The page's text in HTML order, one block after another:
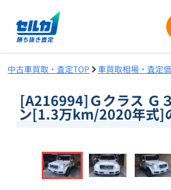
中古車買取・査定TOP 車買取相場・査定
[A216994]Ｇクラス Ｇ
ン[1.3万km/2020年式]